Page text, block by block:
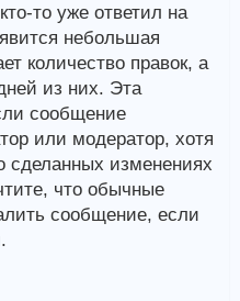
то уже ответил на
небольшая
количество правок, а
из них. Эта
сообщение
или модератор, хотя
сделанных изменениях
что обычные
сообщение, если